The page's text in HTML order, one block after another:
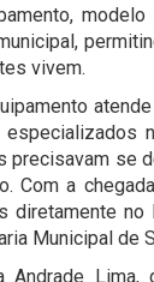
vivem.
precisavam se
Com a
diretamente no
Municipal de
Andrade